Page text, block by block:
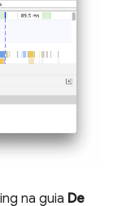
na guia De